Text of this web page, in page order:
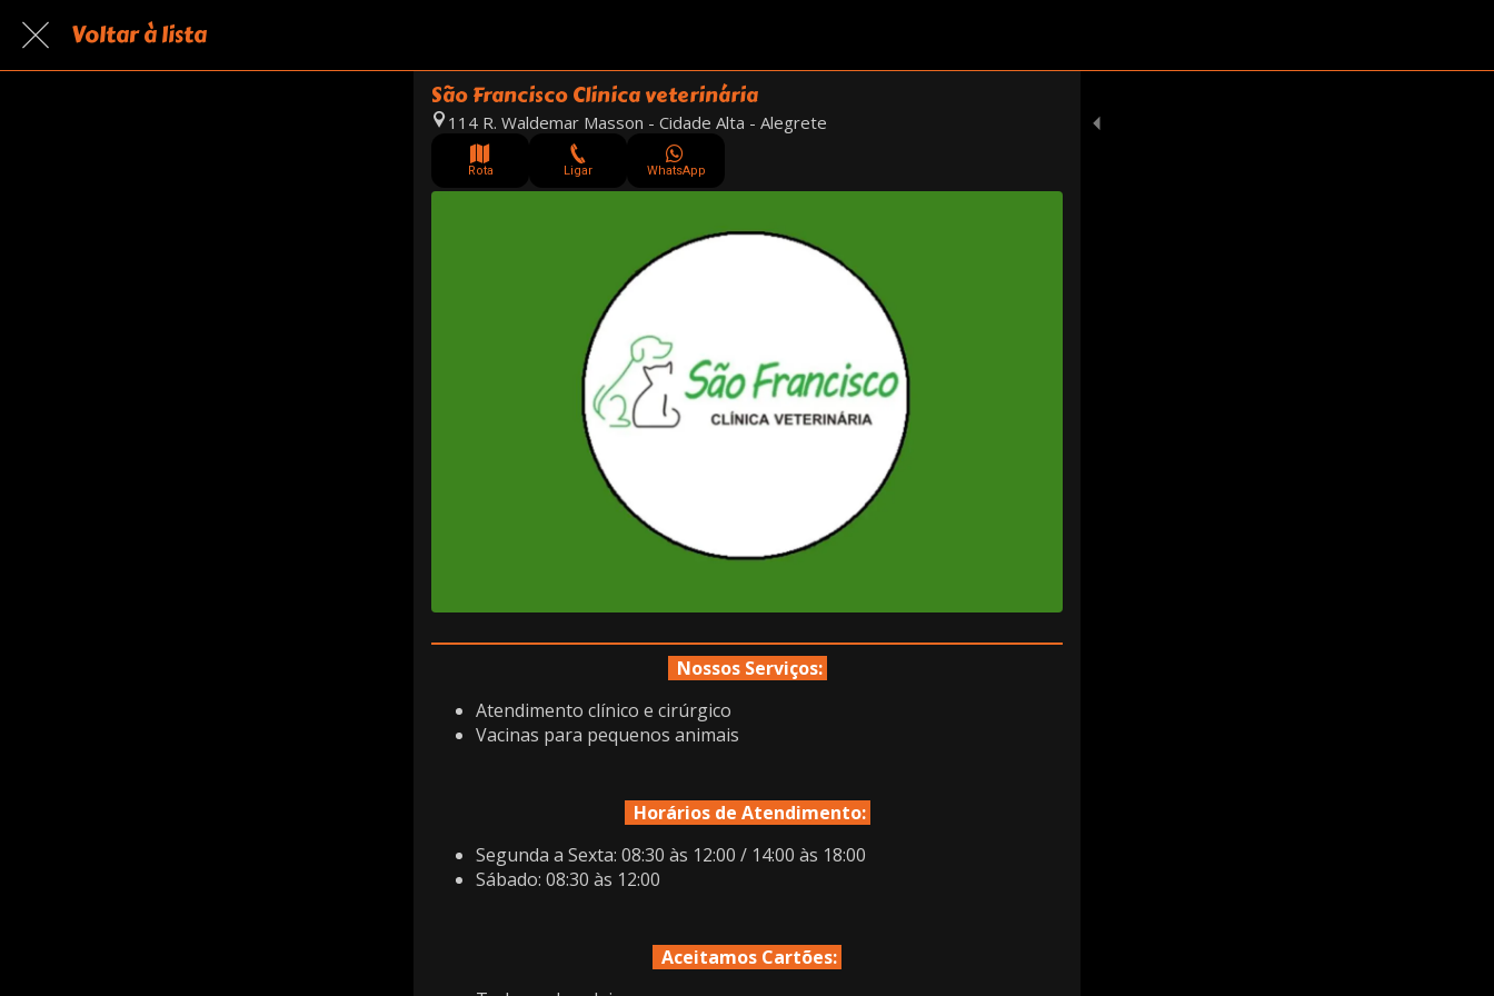
Voltar à lista
São Francisco Clinica veterinária
114 R. Waldemar Masson - Cidade Alta - Alegrete
Rota Ligar WhatsApp
Nossos Serviços:
Atendimento clínico e cirúrgico
Vacinas para pequenos animais
Horários de Atendimento:
Segunda a Sexta: 08:30 às 12:00 / 14:00 às 18:00
Sábado: 08:30 às 12:00
Aceitamos Cartões: